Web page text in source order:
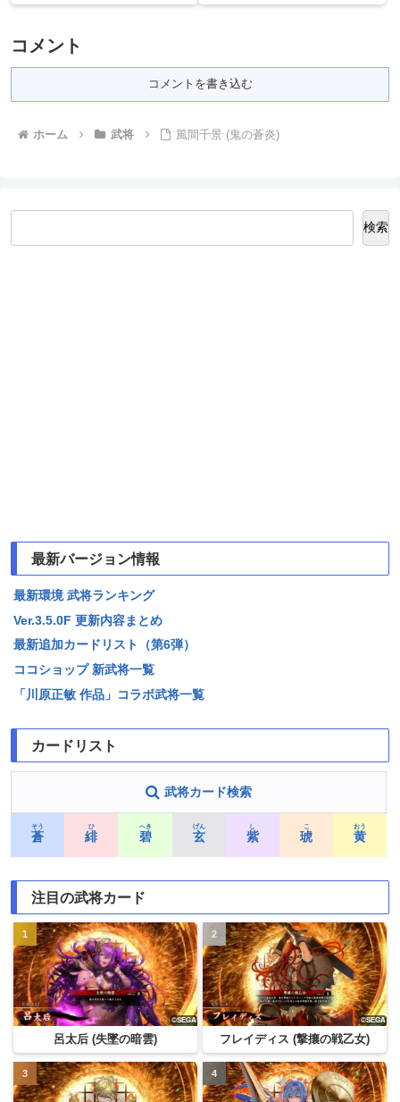
コメント
コメントを書き込む
ホーム 武将 風間千景 (鬼の蒼炎)
検索
最新バージョン情報
最新環境 武将ランキング
Ver.3.5.0F 更新内容まとめ
最新追加カードリスト（第6弾）
ココショップ 新武将一覧
「川原正敏 作品」コラボ武将一覧
カードリスト
武将カード検索
蒼
そう
緋
ひ
碧
へき
玄
げん
紫
し
琥
こ
黄
おう
注目の武将カード
呂太后 (失墜の暗雲) フレイディス (撃攘の戦乙女)